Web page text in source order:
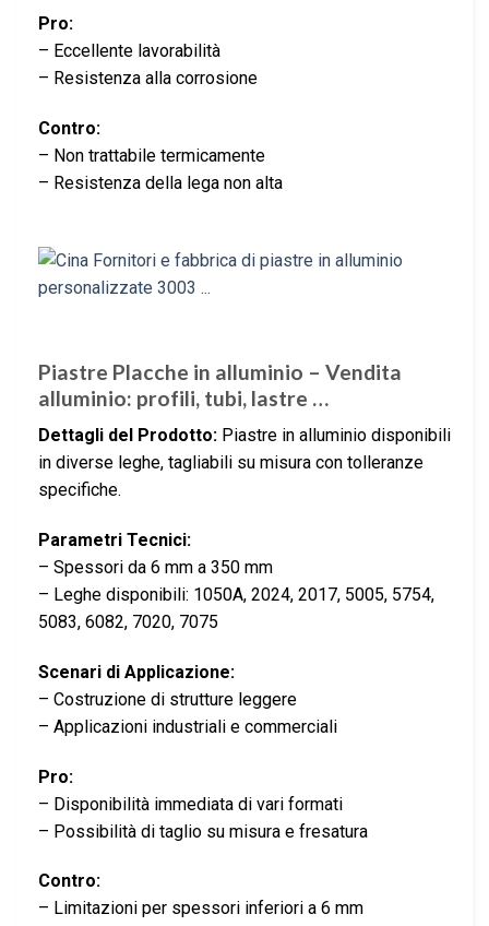
Pro:
– Eccellente lavorabilità
– Resistenza alla corrosione
Contro:
– Non trattabile termicamente
– Resistenza della lega non alta
Piastre Placche in alluminio – Vendita
alluminio: profili, tubi, lastre …
Dettagli del Prodotto: Piastre in alluminio disponibili
in diverse leghe, tagliabili su misura con tolleranze
specifiche.
Parametri Tecnici:
– Spessori da 6 mm a 350 mm
– Leghe disponibili: 1050A, 2024, 2017, 5005, 5754,
5083, 6082, 7020, 7075
Scenari di Applicazione:
– Costruzione di strutture leggere
– Applicazioni industriali e commerciali
Pro:
– Disponibilità immediata di vari formati
– Possibilità di taglio su misura e fresatura
Contro:
– Limitazioni per spessori inferiori a 6 mm